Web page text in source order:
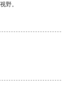
野。